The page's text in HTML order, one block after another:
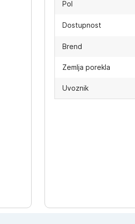
Pol
Dostupnost
Brend
Zemlja porekla
Uvoznik